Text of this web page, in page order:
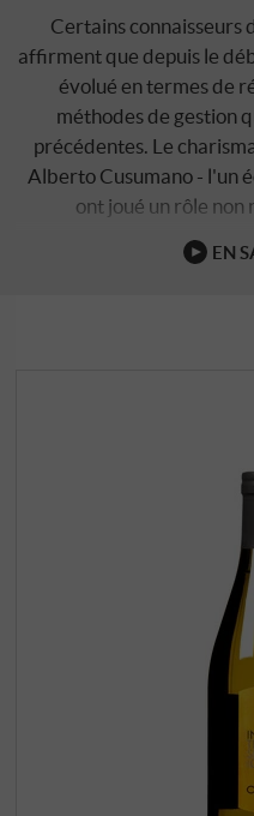
Certains connaisseurs
affirment que depuis le
évolué en termes de
méthodes de gestion
précédentes. Le
Alberto Cusumano - l'un
ont joué un rôle
EN